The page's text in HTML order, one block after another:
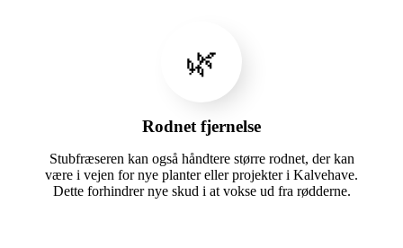
🌿
Rodnet fjernelse
Stubfræseren kan også håndtere større rodnet, der kan
være i vejen for nye planter eller projekter i Kalvehave.
Dette forhindrer nye skud i at vokse ud fra rødderne.